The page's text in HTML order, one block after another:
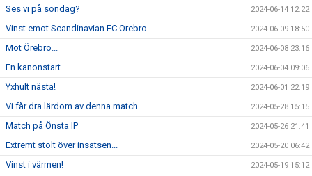
Ses vi på söndag? 2024-06-14 12:22
Vinst emot Scandinavian FC Örebro 2024-06-09 18:50
Mot Örebro... 2024-06-08 23:16
En kanonstart.... 2024-06-04 09:06
Yxhult nästa! 2024-06-01 22:19
Vi får dra lärdom av denna match 2024-05-28 15:15
Match på Önsta IP 2024-05-26 21:41
Extremt stolt över insatsen... 2024-05-20 06:42
Vinst i värmen! 2024-05-19 15:12